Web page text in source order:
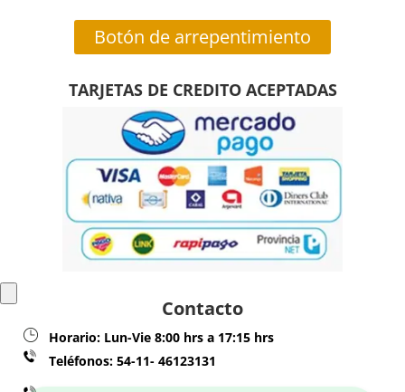
Botón de arrepentimiento
TARJETAS DE CREDITO ACEPTADAS
Contacto
Horario: Lun-Vie 8:00 hrs a 17:15 hrs
Teléfonos: 54-11- 46123131